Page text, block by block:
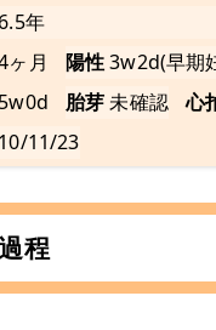
6.5年
ヶ月 陽性3w2d(早期
5w0d 胎芽 未確認 心
10/11/23
程